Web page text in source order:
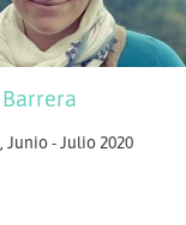
- Julio 2020